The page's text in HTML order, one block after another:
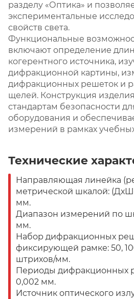
разделу «Оптика» и
экспериментальные
свойств света.
Функциональные
включают определение
когерентного источника,
дифракционной картины,
дифракционных решеток и
щелей. Конструкция изделия
стандартам безопасности
оборудования и
измерений в рамках
Технические
Направляющая линейка
метрической шкалой:
мм.
Диапазон измерений по
мм.
Набор дифракционных
фиксирующей рамке: 50,
штрихов/мм.
Периоды дифракционных
0,002 мм.
Источник оптического